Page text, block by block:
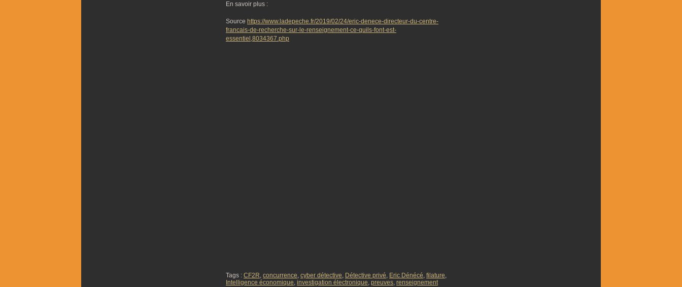
En savoir plus :
Source https://www.ladepeche.fr/2019/02/24/eric-denece-directeur-du-centre-
francais-de-recherche-sur-le-renseignement-ce-quils-font-est-
essentiel,8034367.php
Tags : CF2R, concurrence, cyber détective, Détective privé, Eric Dénécé, filature,
Intelligence économique, investigation électronique, preuves, renseignement